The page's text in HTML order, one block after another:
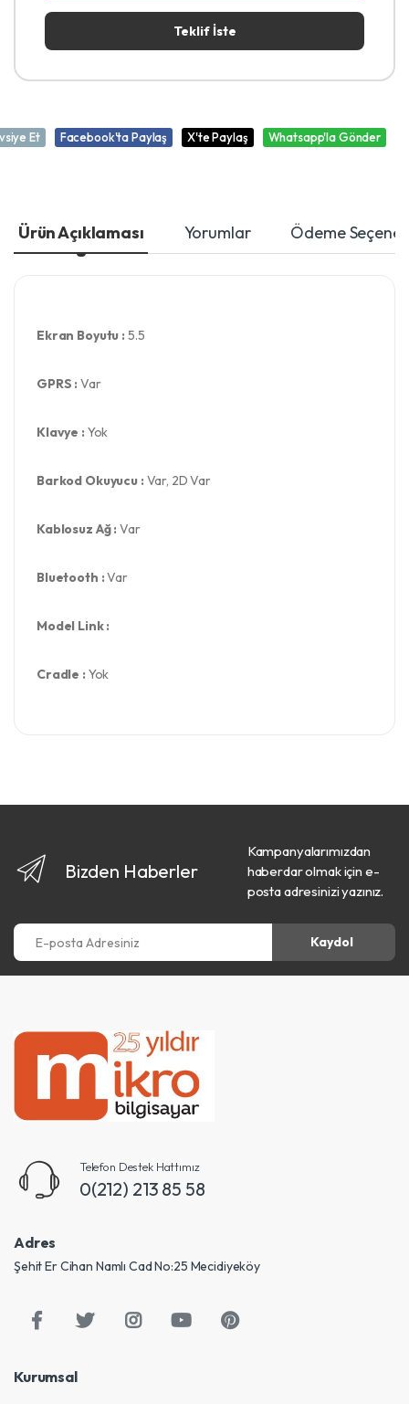
Teklif İste
Et Facebook'ta Paylaş X'te Paylaş Whatsapp'la Gönder
Ürün Açıklaması Yorumlar Ödeme
Ekran Boyutu : 5.5
GPRS : Var
Klavye : Yok
Barkod Okuyucu : Var, 2D Var
Kablosuz Ağ : Var
Bluetooth :Var
Model Link :
Cradle : Yok
Bizden Haberler
Kampanyalarımızdan
haberdar olmak için e-
posta adresinizi yazınız.
E-posta Adresiniz
Kaydol
Telefon Destek Hattımız
0(212) 213 85 58
Adres
Şehit Er Cihan Namlı Cad No:25 Mecidiyeköy
Kurumsal